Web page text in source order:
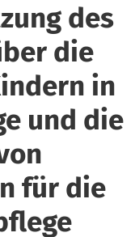
des
die
in
und die
für die